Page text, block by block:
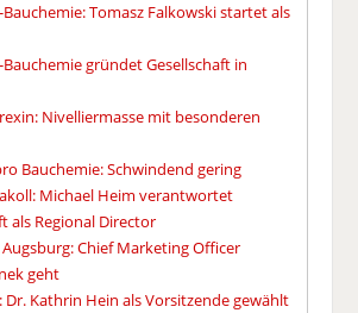
Bauchemie: Tomasz Falkowski startet als
Bauchemie gründet Gesellschaft in
Nivelliermasse mit besonderen
Bauchemie: Schwindend gering
Michael Heim verantwortet
als Regional Director
Augsburg: Chief Marketing Officer
geht
Dr. Kathrin Hein als Vorsitzende gewählt